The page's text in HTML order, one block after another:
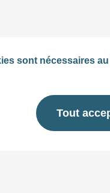
sont nécessaires
Tout